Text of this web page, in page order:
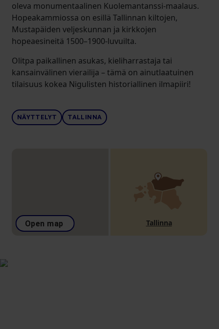
oleva monumentaalinen Kuolemantanssi-maalaus.
Hopeakammiossa on esillä Tallinnan kiltojen,
Mustapäiden veljeskunnan ja kirkkojen
hopeaesineitä 1500–1900-luvuilta.
Olitpa paikallinen asukas, kieliharrastaja tai
kansainvälinen vierailija – tämä on ainutlaatuinen
tilaisuus kokea Nigulisten historiallinen ilmapiiri!
NÄYTTELYT TALLINNA
Open map Tallinna